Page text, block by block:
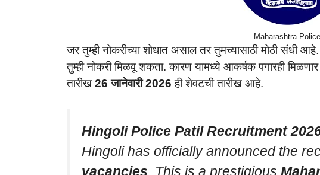
Maharashtra Police
जर तुम्ही नोकरीच्या शोधात असाल तर तुमच्यासाठी मोठी संधी
तुम्ही नोकरी मिळवू शकता. कारण यामध्ये आकर्षक पगारही
तारीख 26 जानेवारी 2026 ही शेवटची तारीख आहे.
Hingoli Police Patil Recruitment
Hingoli has officially announced the
vacancies. This is a prestigious